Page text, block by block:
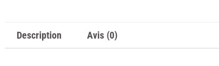
Description Avis (0)